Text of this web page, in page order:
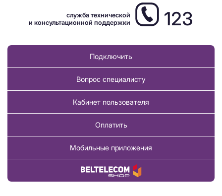
служба технической
и консультационной поддержки
123
Подключить
Вопрос специалисту
Кабинет пользователя
Оплатить
Мобильные приложения
Купить товар